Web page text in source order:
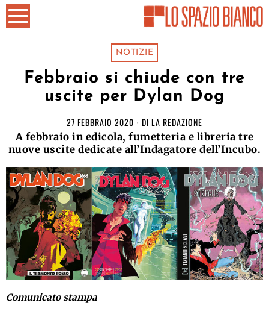
NOTIZIE
Febbraio si chiude con tre
uscite per Dylan Dog
27 FEBBRAIO 2020 DI LA REDAZIONE
A febbraio in edicola, fumetteria e libreria tre
nuove uscite dedicate all’Indagatore dell’Incubo.
Comunicato stampa